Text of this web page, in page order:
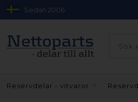
Sedan 2006
Reservdelar - vitvaror